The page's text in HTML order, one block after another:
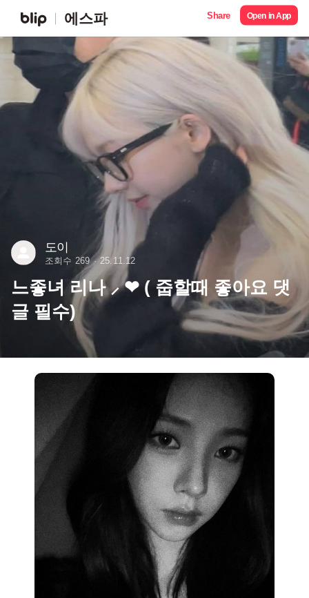
에스파 Share Open in App
도이
조회수 269 25.11.12
느좋녀 리나 ⸝ ❤︎ ( 줍할때 좋아요 댓
글 필수)